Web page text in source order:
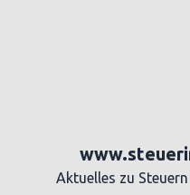
Aktuelles zu